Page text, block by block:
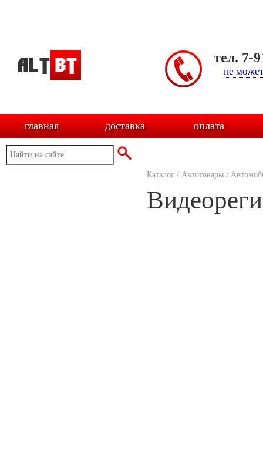
тел. 7-
не
главная доставка оплата
Каталог / Автотовары /